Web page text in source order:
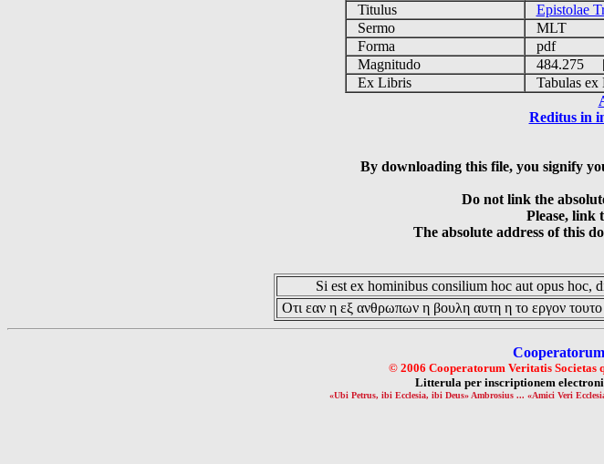
Titulus
Epistolae
Sermo
MLT
Forma
pdf
Magnitudo
484.275
Ex Libris
Tabulas ex
Reditus in
By downloading this file, you signify
Do not link the
Please, link
The absolute address of this
Si est ex hominibus consilium hoc aut opus hoc,
Οτι εαν η εξ ανθρωπων η βουλη αυτη η το εργον
© 2006 Cooperatorum Veritatis Societas
Litterula per inscriptionem
«Ubi Petrus, ibi Ecclesia, ibi Deus» Ambrosius ... «Amici Veri